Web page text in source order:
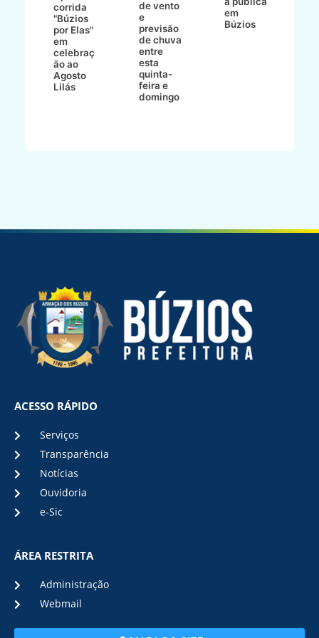
corrida
"Búzios
por Elas"
em
celebraç
ão ao
Agosto
Lilás
de vento
e
previsão
de chuva
entre
esta
quinta-
feira e
domingo
em
Búzios
ACESSO RÁPIDO
Serviços
Transparência
Notícias
Ouvidoria
e-Sic
ÁREA RESTRITA
Administração
Webmail